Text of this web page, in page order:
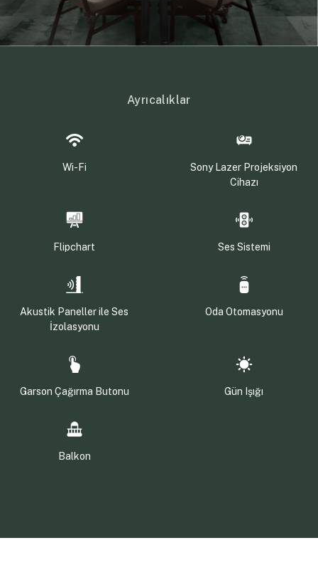
Ayrıcalıklar
Wi-Fi
Sony Lazer Projeksiyon
Cihazı
Flipchart Ses Sistemi
Akustik Paneller ile Ses
İzolasyonu
Oda Otomasyonu
Garson Çağırma Butonu Gün Işığı
Balkon